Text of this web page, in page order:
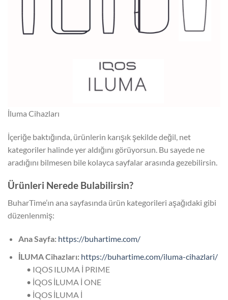
İluma Cihazları
İçeriğe baktığında, ürünlerin karışık şekilde değil, net
kategoriler halinde yer aldığını görüyorsun. Bu sayede ne
aradığını bilmesen bile kolayca sayfalar arasında gezebilirsin.
Ürünleri Nerede Bulabilirsin?
BuharTime’ın ana sayfasında ürün kategorileri aşağıdaki gibi
düzenlenmiş:
Ana Sayfa: https://buhartime.com/
İLUMA Cihazları: https://buhartime.com/iluma-cihazlari/
• IQOS ILUMA İ PRIME
• İQOS İLUMA İ ONE
• İQOS İLUMA İ